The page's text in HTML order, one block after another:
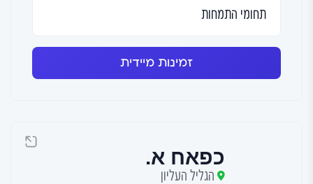
תחומי התמחות
זמינות מיידית
כפאח א.
הגליל העליון